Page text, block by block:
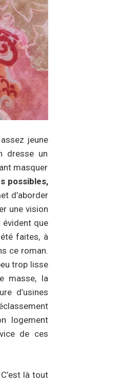
jeune
dresse un
masquer
possibles,
d’aborder
une vision
que
faites, à
ce roman.
trop lisse
masse, la
d’usines
logement
de ces
là tout